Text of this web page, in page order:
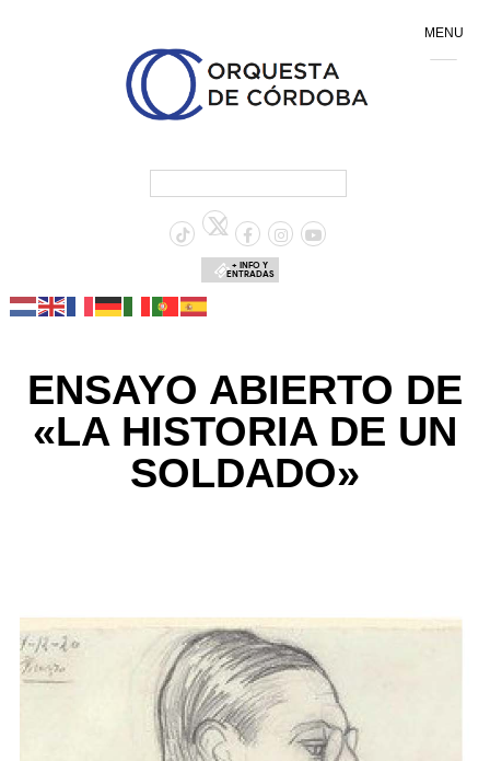
+ INFO Y
ENTRADAS
ENSAYO ABIERTO DE
«LA HISTORIA DE UN
SOLDADO»
MENU